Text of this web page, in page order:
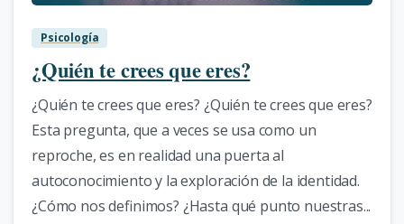
Psicología
¿Quién te crees que eres?
¿Quién te crees que eres? ¿Quién te crees que eres?
Esta pregunta, que a veces se usa como un
reproche, es en realidad una puerta al
autoconocimiento y la exploración de la identidad.
¿Cómo nos definimos? ¿Hasta qué punto nuestras...